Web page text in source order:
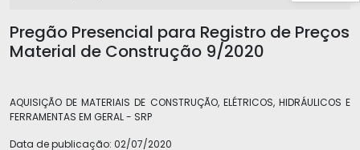
Pregão Presencial para Registro de Preços
Material de Construção 9/2020
AQUISIÇÃO DE MATERIAIS DE CONSTRUÇÃO, ELÉTRICOS, HIDRÁULICOS E
FERRAMENTAS EM GERAL - SRP
Data de publicação: 02/07/2020